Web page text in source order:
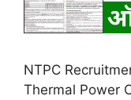
NTPC
Thermal Power